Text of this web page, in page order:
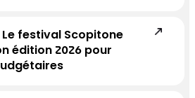
Le festival Scopitone
édition 2026 pour